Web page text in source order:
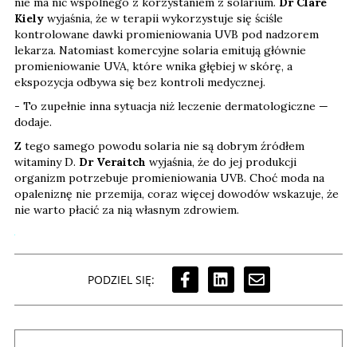
Kiely wyjaśnia, że w terapii wykorzystuje się ściśle
kontrolowane dawki promieniowania UVB pod nadzorem
lekarza. Natomiast komercyjne solaria emitują głównie
promieniowanie UVA, które wnika głębiej w skórę, a
ekspozycja odbywa się bez kontroli medycznej.
- To zupełnie inna sytuacja niż leczenie dermatologiczne —
dodaje.
Z tego samego powodu solaria nie są dobrym źródłem
witaminy D. Dr Veraitch wyjaśnia, że do jej produkcji
organizm potrzebuje promieniowania UVB. Choć moda na
opaleniznę nie przemija, coraz więcej dowodów wskazuje, że
nie warto płacić za nią własnym zdrowiem.
PODZIEL SIĘ: